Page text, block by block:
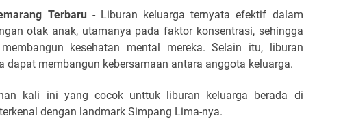
Terbaru - Liburan keluarga ternyata efektif dalam
otak anak, utamanya pada faktor konsentrasi, sehingga
kesehatan mental mereka. Selain itu, liburan
dapat membangun kebersamaan antara anggota keluarga.
kali ini yang cocok unttuk liburan keluarga berada di
dengan landmark Simpang Lima-nya.